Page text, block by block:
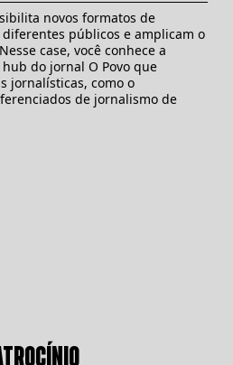
novos formatos de
públicos e amplicam o
case, você conhece a
do jornal O Povo que
jornalísticas, como o
de jornalismo de